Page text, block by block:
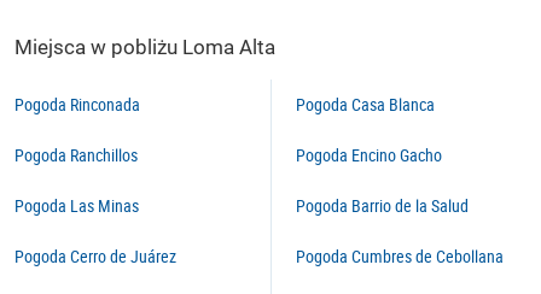
Miejsca w pobliżu Loma Alta
Pogoda Rinconada
Pogoda Ranchillos
Pogoda Las Minas
Pogoda Cerro de Juárez
Pogoda Casa Blanca
Pogoda Encino Gacho
Pogoda Barrio de la Salud
Pogoda Cumbres de Cebollana